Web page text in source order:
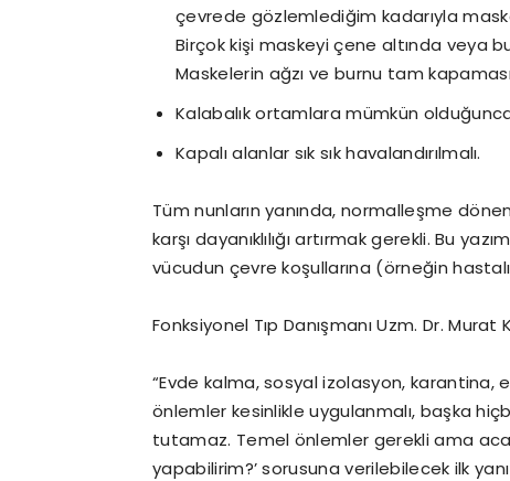
çevrede gözlemlediğim kadarıyla
Birçok kişi maskeyi çene altında veya
Maskelerin ağzı ve burnu tam
Kalabalık ortamlara mümkün
Kapalı alanlar sık sık havalandırılmalı.
Tüm nunların yanında, normalleşme
karşı dayanıklılığı artırmak gerekli. Bu
vücudun çevre koşullarına (örneğin
Fonksiyonel Tıp Danışmanı Uzm. Dr.
“Evde kalma, sosyal izolasyon,
önlemler kesinlikle uygulanmalı, başka
tutamaz. Temel önlemler gerekli ama
yapabilirim?’ sorusuna verilebilecek ilk